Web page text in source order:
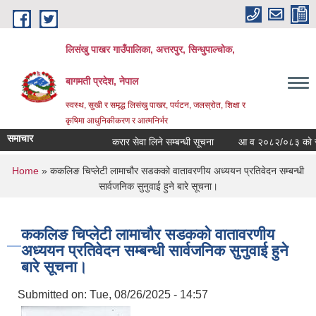
Skip to main content
लिसंखु पाखर गाउँपालिका, अत्तरपुर, सिन्धुपाल्चोक,
बागमती प्रदेश, नेपाल
स्वस्थ, सुखी र समृद्ध लिसंखु पाखर, पर्यटन, जलस्रोत, शिक्षा र
कृषिमा आधुनिकीकरण र आत्मनिर्भर
समाचार करार सेवा लिने सम्बन्धी सूचना आ व २०८२/०८३ काे
You are here
Home » ककलिङ चिप्लेटी लामाचौर सडकको वातावरणीय अध्ययन प्रतिवेदन सम्बन्धी
सार्वजनिक सुनुवाई हुने बारे सूचना।
ककलिङ चिप्लेटी लामाचौर सडकको वातावरणीय
अध्ययन प्रतिवेदन सम्बन्धी सार्वजनिक सुनुवाई हुने
बारे सूचना।
Submitted on: Tue, 08/26/2025 - 14:57